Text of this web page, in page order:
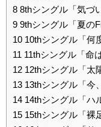
8 8thシングル「気づ
9 9thシングル「夏の
10 10thシングル「何
11 11thシングル「命
12 12thシングル「太
13 13thシングル「今
14 14thシングル「ハ
15 15thシングル「裸